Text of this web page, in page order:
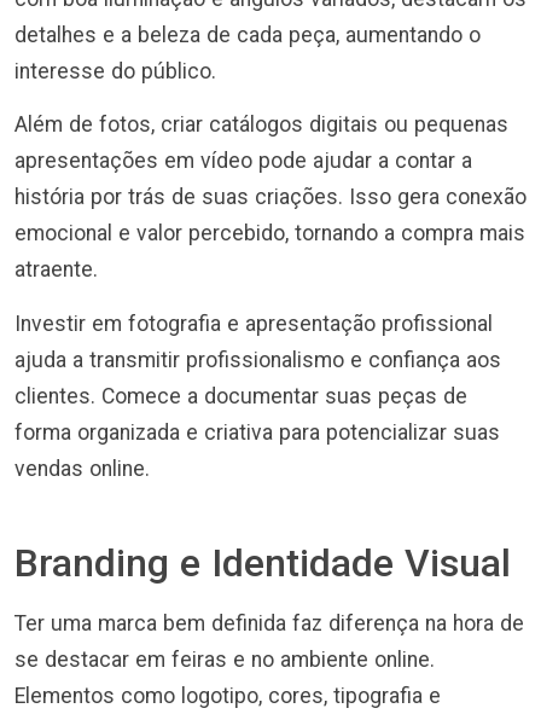
detalhes e a beleza de cada peça, aumentando o
interesse do público.
Além de fotos, criar catálogos digitais ou pequenas
apresentações em vídeo pode ajudar a contar a
história por trás de suas criações. Isso gera conexão
emocional e valor percebido, tornando a compra mais
atraente.
Investir em fotografia e apresentação profissional
ajuda a transmitir profissionalismo e confiança aos
clientes. Comece a documentar suas peças de
forma organizada e criativa para potencializar suas
vendas online.
Branding e Identidade Visual
Ter uma marca bem definida faz diferença na hora de
se destacar em feiras e no ambiente online.
Elementos como logotipo, cores, tipografia e